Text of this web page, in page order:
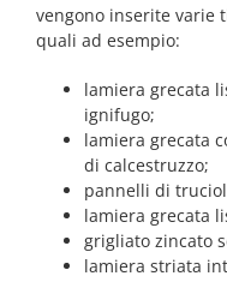
vengono inserite varie
quali ad esempio:
lamiera grecata
ignifugo;
lamiera grecata
di calcestruzzo;
pannelli di
lamiera grecata
grigliato zincato
lamiera striata